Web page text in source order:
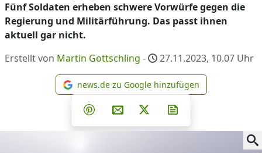
Fünf Soldaten erheben schwere Vorwürfe gegen die
Regierung und Militärführung. Das passt ihnen
aktuell gar nicht.
Erstellt von Martin Gottschling - 27.11.2023, 10.07 Uhr
news.de zu Google
news.de zu Google hinzufügen
Teilen auf Facebook
Teilen auf Whatsapp
Teilen auf Telegram
Teilen auf Pinterest
Per E-Mail teilen
Post auf X